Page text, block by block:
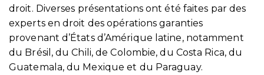
droit. Diverses présentations ont été faites par des
experts en droit des opérations garanties
provenant d’États d’Amérique latine, notamment
du Brésil, du Chili, de Colombie, du Costa Rica, du
Guatemala, du Mexique et du Paraguay.